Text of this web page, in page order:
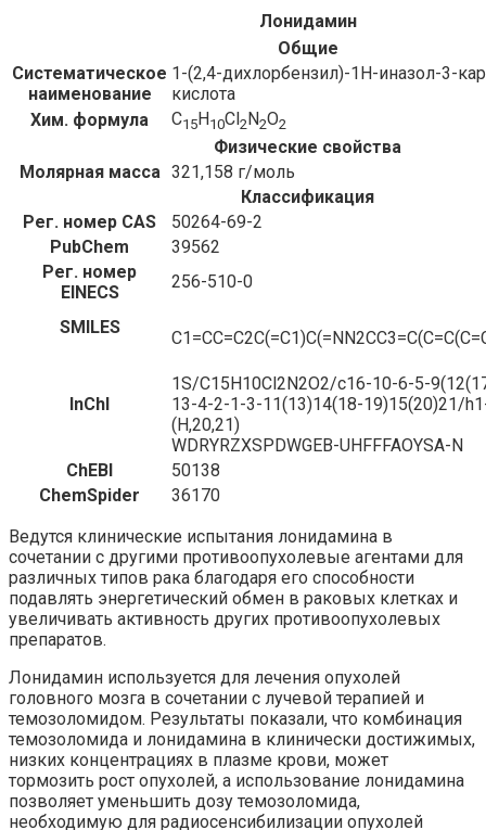
Лонидамин
Общие
Систематическое
наименование
1-​​(2,4-​дихлорбензил)​-​1H-​иназол-​3-​
кислота
Хим. формула
C15H10Cl2N2O2
Физические свойства
Молярная масса 321,158 г/моль
Классификация
Рег. номер CAS
50264-69-2
PubChem
39562
Рег. номер
EINECS
256-510-0
SMILES
InChI
1S/C15H10Cl2N2O2/c16-10-6-5-
13-4-2-1-3-11(13)14(18-19)15(20)21/
(H,20,21)
WDRYRZXSPDWGEB-UHFFFAOYSA-N
ChEBI
50138
ChemSpider
36170
Ведутся клинические испытания лонидамина в
сочетании с другими противоопухолевые агентами для
различных типов рака благодаря его способности
подавлять энергетический обмен в раковых клетках и
увеличивать активность других противоопухолевых
препаратов.
Лонидамин используется для лечения опухолей
головного мозга в сочетании с лучевой терапией и
темозоломидом. Результаты показали, что комбинация
темозоломида и лонидамина в клинически достижимых,
низких концентрациях в плазме крови, может
тормозить рост опухолей, а использование лонидамина
позволяет уменьшить дозу темозоломида,
необходимую для радиосенсибилизации опухолей